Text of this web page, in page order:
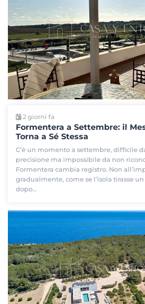
2 giorni fa
Formentera a Settembre: il
Torna a Sé Stessa
C’è un momento a settembre, difficile
precisione ma impossibile da non
Formentera cambia registro. Non
gradualmente, come se l’isola tirasse
dopo…